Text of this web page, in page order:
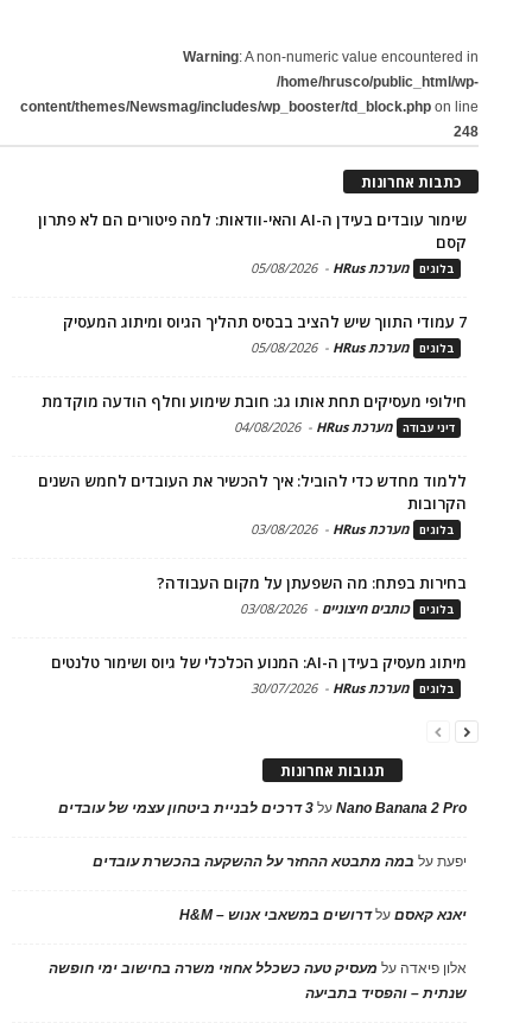
Warning: A non-numeric value encountered in
/home/hrusco/public_html/wp-
content/themes/Newsmag/includes/wp_booster/td_block.php on line
248
כתבות אחרונות
שימור עובדים בעידן ה-AI והאי-וודאות: למה פיטורים הם לא פתרון
קסם
בלוגים מערכת HRus -
05/08/2026
7 עמודי התווך שיש להציב בבסיס תהליך הגיוס ומיתוג המעסיק
בלוגים מערכת HRus -
05/08/2026
חילופי מעסיקים תחת אותו גג: חובת שימוע וחלף הודעה מוקדמת
דיני עבודה מערכת HRus -
04/08/2026
ללמוד מחדש כדי להוביל: איך להכשיר את העובדים לחמש השנים
הקרובות
בלוגים מערכת HRus -
03/08/2026
בחירות בפתח: מה השפעתן על מקום העבודה?
בלוגים כותבים חיצוניים -
03/08/2026
מיתוג מעסיק בעידן ה-AI: המנוע הכלכלי של גיוס ושימור טלנטים
בלוגים מערכת HRus -
30/07/2026
תגובות אחרונות
Nano Banana 2 Proעל 3 דרכים לבניית ביטחון עצמי של עובדים
יפעתעל במה מתבטא ההחזר על ההשקעה בהכשרת עובדים
יאנא קאסםעלדרושים במשאבי אנוש – H&M
אלון פיאדה על מעסיק טעה כשכלל אחוזי משרה בחישוב ימי חופשה
שנתית – והפסיד בתביעה